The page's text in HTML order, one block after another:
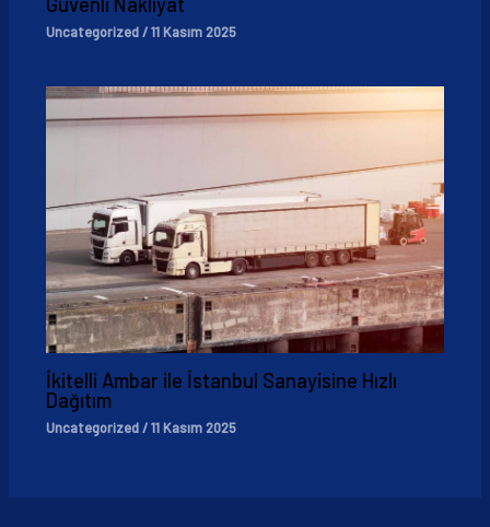
Uncategorized/11 Kasım 2025
İkitelli Ambar ile İstanbul Sanayisine Hızlı
Dağıtım
Uncategorized/11 Kasım 2025